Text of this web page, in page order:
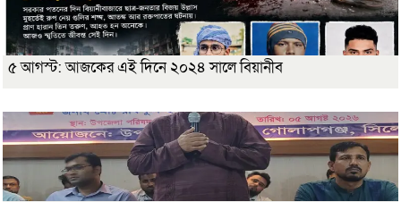
৫ আগস্ট: আজকের এই দিনে ২০২৪ সালে বিয়ানীব